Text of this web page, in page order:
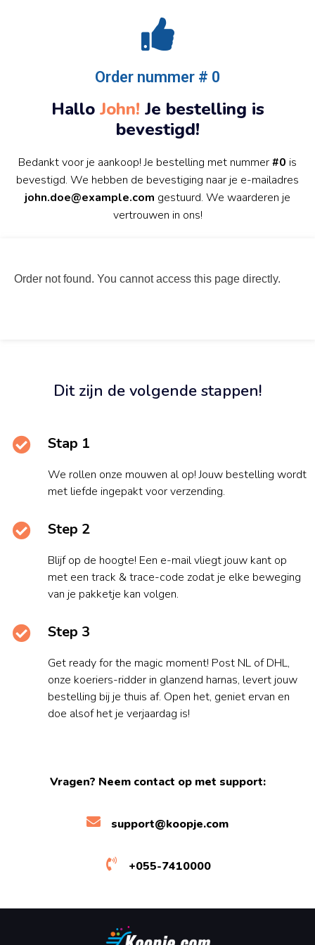
Order nummer # 0
Hallo John! Je bestelling is
bevestigd!
Bedankt voor je aankoop! Je bestelling met nummer#0 is
bevestigd. We hebben de bevestiging naar je e-mailadres
john.doe@example.com gestuurd. We waarderen je
vertrouwen in ons!
Order not found. You cannot access this page directly.
Dit zijn de volgende stappen!
Stap 1
We rollen onze mouwen al op! Jouw bestelling wordt
met liefde ingepakt voor verzending.
Step 2
Blijf op de hoogte! Een e-mail vliegt jouw kant op
met een track & trace-code zodat je elke beweging
van je pakketje kan volgen.
Step 3
Get ready for the magic moment! Post NL of DHL,
onze koeriers-ridder in glanzend harnas, levert jouw
bestelling bij je thuis af. Open het, geniet ervan en
doe alsof het je verjaardag is!
Vragen? Neem contact op met support:
support@koopje.com
+055-7410000